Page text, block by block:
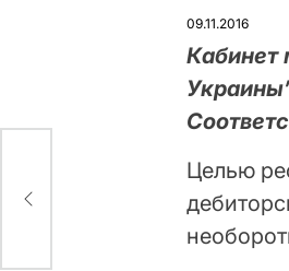
09.11.2016
Кабинет
Целью